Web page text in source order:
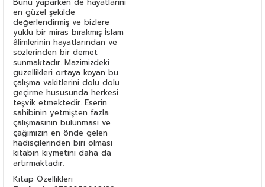
en güzel şekilde
değerlendirmiş ve bizlere
yüklü bir miras bırakmış İslam
âlimlerinin hayatlarından ve
sözlerinden bir demet
sunmaktadır. Mazimizdeki
güzellikleri ortaya koyan bu
çalışma vakitlerini dolu dolu
geçirme hususunda herkesi
teşvik etmektedir. Eserin
sahibinin yetmişten fazla
çalışmasının bulunması ve
çağımızın en önde gelen
hadisçilerinden biri olması
kitabın kıymetini daha da
artırmaktadır.
Kitap Özellikleri